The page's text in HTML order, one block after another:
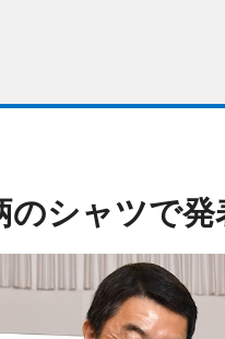
のシャツで